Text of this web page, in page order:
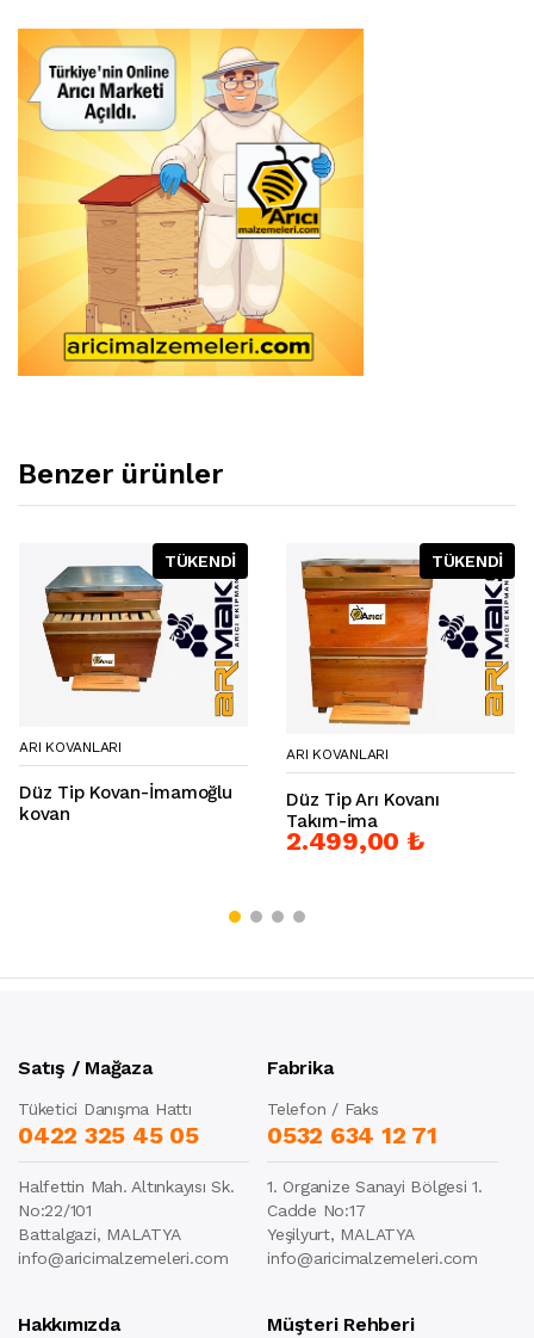
Benzer ürünler
TÜKENDİ
ARI KOVANLARI
Düz Tip Kovan-İmamoğlu
kovan
TÜKENDİ
ARI KOVANLARI
Düz Tip Arı Kovanı
Takım-ima
2.499,00 ₺
Satış / Mağaza
Tüketici Danışma Hattı
0422 325 45 05
Halfettin Mah. Altınkayısı Sk.
No:22/101
Battalgazi, MALATYA
info@aricimalzemeleri.com
Fabrika
Telefon / Faks
0532 634 12 71
1. Organize Sanayi Bölgesi 1.
Cadde No:17
Yeşilyurt, MALATYA
info@aricimalzemeleri.com
Hakkımızda Müşteri Rehberi